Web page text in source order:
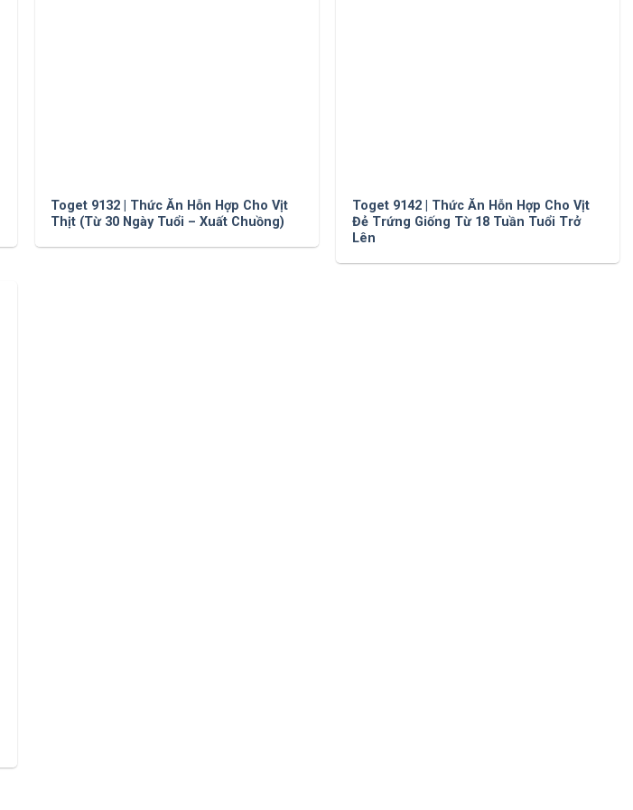
Toget 9132 | Thức Ăn Hỗn Hợp Cho Vịt
Thịt (Từ 30 Ngày Tuổi – Xuất Chuồng)
Toget 9142 | Thức Ăn Hỗn Hợp Cho Vịt
Đẻ Trứng Giống Từ 18 Tuần Tuổi Trở
Lên